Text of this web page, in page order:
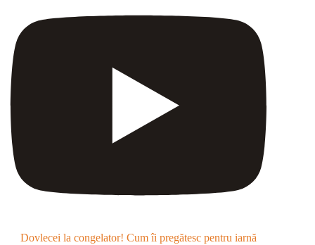
Dovlecei la congelator! Cum îi pregătesc pentru iarnă